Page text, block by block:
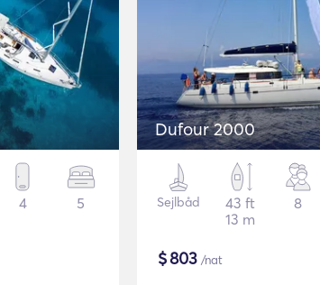
4 5
Dufour 2000
Sejlbåd
43 ft
13 m
8
$803 /nat